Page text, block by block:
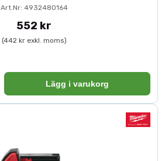
Art.Nr: 4932480164
552 kr
(442 kr exkl. moms)
Lägg i varukorg